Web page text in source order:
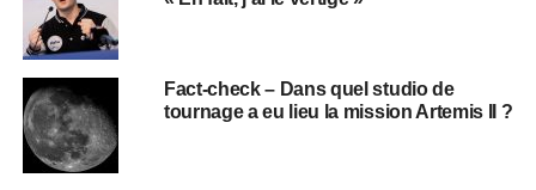
Fact-check – Dans quel studio de
tournage a eu lieu la mission Artemis II ?